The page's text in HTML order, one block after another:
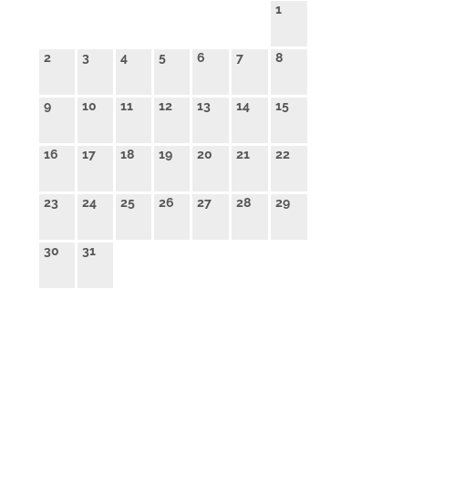
1
2 3 4 5 6 7 8
9 10 11 12 13 14 15
16 17 18 19 20 21 22
23 24 25 26 27 28 29
30 31